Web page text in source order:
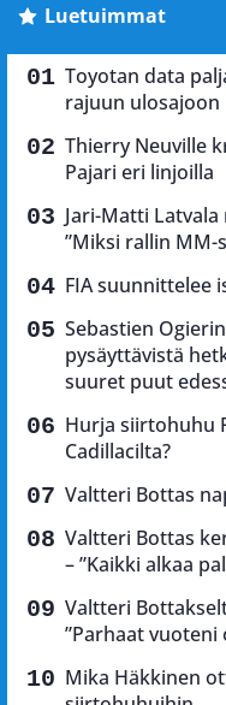
Luetuimmat
Toyotan data
rajuun ulosajoon
Thierry Neuville
Pajari eri linjoilla
Jari-Matti
”Miksi rallin MM-
FIA suunnittelee
Sebastien
pysäyttävistä
suuret puut
Hurja siirtohuhu
Cadillacilta?
Valtteri Bottas
Valtteri Bottas
– ”Kaikki alkaa
Valtteri
”Parhaat vuoteni
Mika Häkkinen